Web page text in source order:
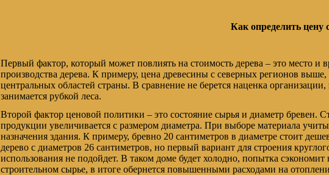
Как определить цену
Первый фактор, который может повлиять на стоимость дерева – это место и
производства дерева. К примеру, цена древесины с северных регионов выше,
центральных областей страны. В сравнение не берется наценка организации,
занимается рубкой леса.
Второй фактор ценовой политики – это состояние сырья и диаметр бревен.
продукции увеличивается с размером диаметра. При выборе материала
назначения здания. К примеру, бревно 20 сантиметров в диаметре стоит
дерево с диаметров 26 сантиметров, но первый вариант для строения
использования не подойдет. В таком доме будет холодно, попытка сэкономит
строительном сырье, в итоге обернется повышенными расходами на